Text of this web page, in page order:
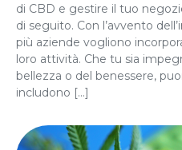
di CBD e gestire il tuo
di seguito. Con l’avvento
più aziende vogliono
loro attività. Che tu sia
bellezza o del benessere,
includono […]